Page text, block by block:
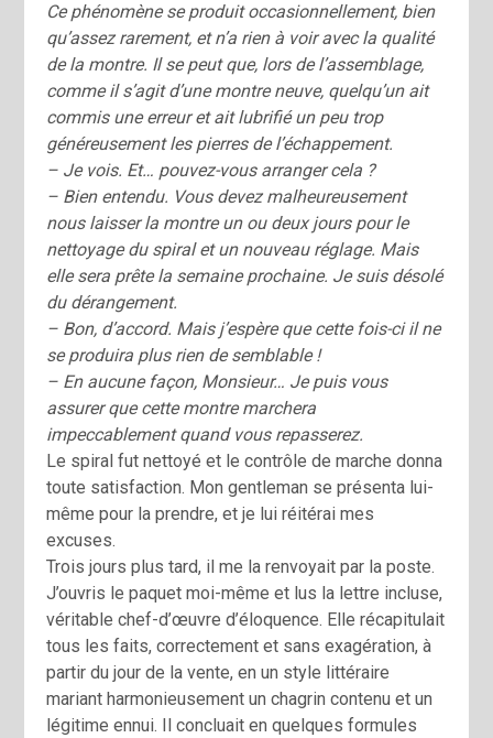
Ce phénomène se produit occasionnellement, bien
qu’assez rarement, et n’a rien à voir avec la qualité
de la montre. Il se peut que, lors de l’assemblage,
comme il s’agit d’une montre neuve, quelqu’un ait
commis une erreur et ait lubrifié un peu trop
généreusement les pierres de l’échappement.
– Je vois. Et… pouvez-vous arranger cela ?
– Bien entendu. Vous devez malheureusement
nous laisser la montre un ou deux jours pour le
nettoyage du spiral et un nouveau réglage. Mais
elle sera prête la semaine prochaine. Je suis désolé
du dérangement.
– Bon, d’accord. Mais j’espère que cette fois-ci il ne
se produira plus rien de semblable !
– En aucune façon, Monsieur… Je puis vous
assurer que cette montre marchera
impeccablement quand vous repasserez.
Le spiral fut nettoyé et le contrôle de marche donna
toute satisfaction. Mon gentleman se présenta lui-
même pour la prendre, et je lui réitérai mes
excuses.
Trois jours plus tard, il me la renvoyait par la poste.
J’ouvris le paquet moi­-même et lus la lettre incluse,
véritable chef-d’œuvre d’éloquence. Elle récapitulait
tous les faits, correctement et sans exagération, à
partir du jour de la vente, en un style littéraire
mariant harmonieusement un chagrin contenu et un
légitime ennui. Il concluait en quelques formules